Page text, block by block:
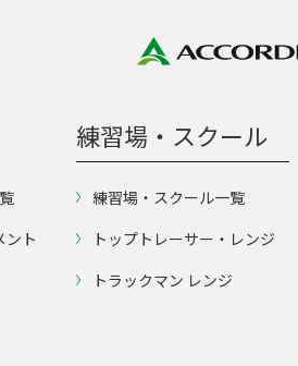
ント
練習場・スクール
練習場・スクール一覧
トップトレーサー・レンジ
トラックマン レンジ